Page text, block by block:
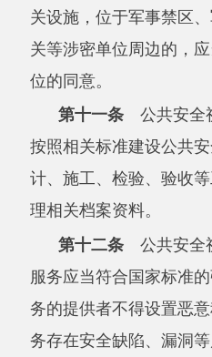
个人信息权益的要求，合理
安装位置、角度和采集范围
标识。未设置显著提示标识
在系统投入使用之日起30 日
况、公共安全视频系统建设
数量及类型、视频图像信息
息，向所在地县级人民政府
例施行前已经启用的，应当
90日内备案。公共安全视频